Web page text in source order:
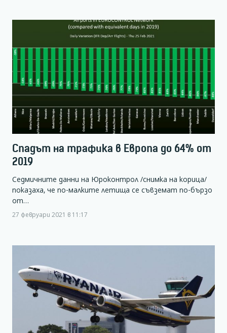
Спадът на трафика в Европа до 64% от
2019
Седмичните данни на Юроконтрол /снимка на корица/
показаха, че по-малките летища се съвземат по-бързо
от…
27 февруари 2021 в 11:17